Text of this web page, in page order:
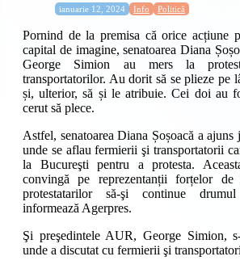
Publicat:
ianuarie 12, 2024 Categorie:
Info Politică
Pornind de la premisa că orice acțiune
capital de imagine, senatoarea Diana
George Simion au mers la
transportatorilor. Au dorit să se plieze pe
și, ulterior, să și le atribuie. Cei doi au
cerut să plece.
Astfel, senatoarea Diana Șoșoacă a ajuns
unde se aflau fermierii şi transportatorii
la Bucureşti pentru a protesta.
convingă pe reprezentanții forțelor de
protestatarilor să-şi continue
informează Agerpres.
Şi preşedintele AUR, George Simion,
unde a discutat cu fermierii şi